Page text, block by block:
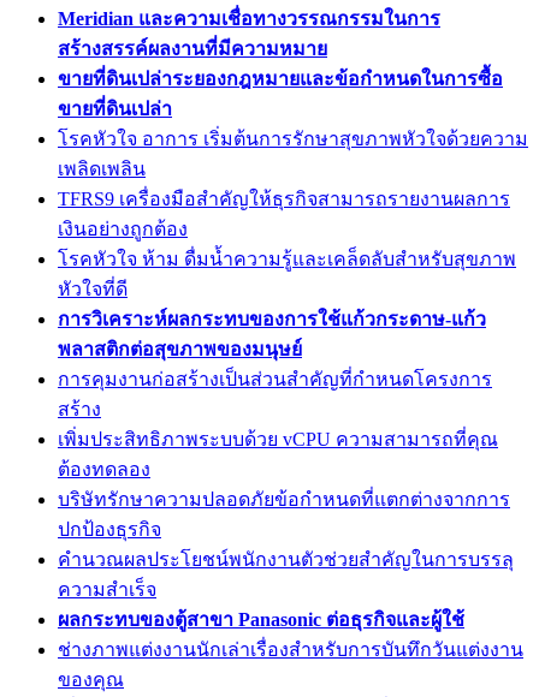
Meridian และความเชื่อทางวรรณกรรมในการ
สร้างสรรค์ผลงานที่มีความหมาย
ขายที่ดินเปล่าระยองกฎหมายและข้อกำหนดในการซื้อ
ขายที่ดินเปล่า
โรคหัวใจ อาการ เริ่มต้นการรักษาสุขภาพหัวใจด้วยความ
เพลิดเพลิน
TFRS9 เครื่องมือสำคัญให้ธุรกิจสามารถรายงานผลการ
เงินอย่างถูกต้อง
โรคหัวใจ ห้าม ดื่มน้ำความรู้และเคล็ดลับสำหรับสุขภาพ
หัวใจที่ดี
การวิเคราะห์ผลกระทบของการใช้แก้วกระดาษ-แก้ว
พลาสติกต่อสุขภาพของมนุษย์
การคุมงานก่อสร้างเป็นส่วนสำคัญที่กำหนดโครงการ
สร้าง
เพิ่มประสิทธิภาพระบบด้วย vCPU ความสามารถที่คุณ
ต้องทดลอง
บริษัทรักษาความปลอดภัยข้อกำหนดที่แตกต่างจากการ
ปกป้องธุรกิจ
คำนวณผลประโยชน์พนักงานตัวช่วยสำคัญในการบรรลุ
ความสำเร็จ
ผลกระทบของตู้สาขา Panasonic ต่อธุรกิจและผู้ใช้
ช่างภาพแต่งงานนักเล่าเรื่องสำหรับการบันทึกวันแต่งงาน
ของคุณ